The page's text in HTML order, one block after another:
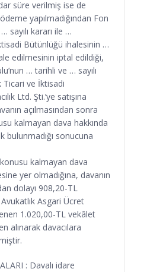
süre verilmiş ise de
yapılmadığından Fon
sayılı kararı ile …
Bütünlüğü ihalesinin …
edilmesinin iptal edildiği,
… tarihli ve … sayılı
Ticari ve İktisadi
Ltd. Şti.’ye satışına
açılmasından sonra
kalmayan dava hakkında
bulunmadığı sonucuna
kalmayan dava
yer olmadığına, davanın
dolayı 908,20-TL
Asgari Ücret
1.020,00-TL vekâlet
alınarak davacılara
: Davalı idare